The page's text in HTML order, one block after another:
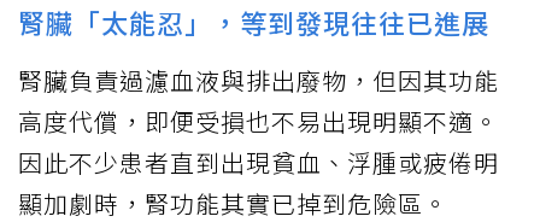
腎臟「太能忍」，等到發現往往已進展
腎臟負責過濾血液與排出廢物，但因其功能
高度代償，即便受損也不易出現明顯不適。
因此不少患者直到出現貧血、浮腫或疲倦明
顯加劇時，腎功能其實已掉到危險區。